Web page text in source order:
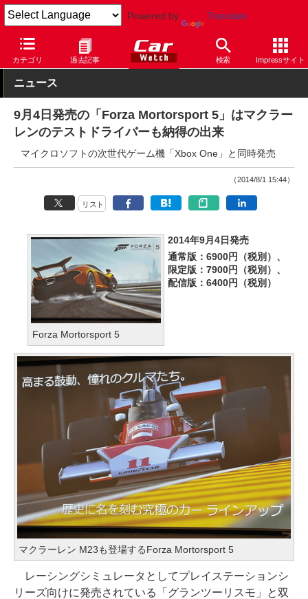
Powered by Translate
カテゴリ 過去記事 検索 Impressサイト
Car Watch モータースポーツ その他
ニュース
9月4日発売の「Forza Mortorsport 5」はマクラー
レンのテストドライバーも納得の出来
マイクロソフトの次世代ゲーム機「Xbox One」と同時発売
（2014/8/1 15:44）
リスト
Forza Mortorsport 5
2014年9月4日発売
通常版：6900円（税別）、
限定版：7900円（税別）、
配信版：6400円（税別）
マクラーレン M23も登場するForza Mortorsport 5
レーシングシミュレータとしてプレイステーションシ
リーズ向けに発売されている「グランツーリスモ」と双